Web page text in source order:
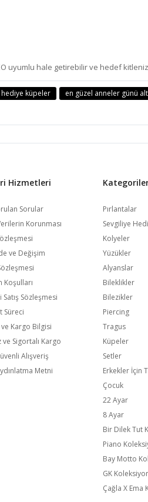
uyumlu hale getirebilir ve hedef
küpeler en güzel anneler günü
Hizmetleri
Sorular
Korunması
ve Değişim
Koşulları
Satış Sözleşmesi
Süreci
Kargo Bilgisi
ve Sigortalı Kargo
Alışveriş
Metni
Pırlantalar
Sevgiliye
Kolyeler
Yüzükler
Alyanslar
Bileklikler
Bilezikler
Piercing
Tragus
Küpeler
Setler
Erkekler İçin
Çocuk
22 Ayar
8 Ayar
Bir Dilek Tut
Piano
Bay Motto
GK
Çağla X Ema